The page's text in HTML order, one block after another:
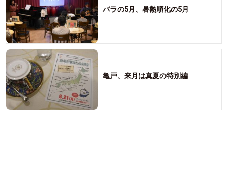
バラの5月、暑熱順化の5月
亀戸、来月は真夏の特別編